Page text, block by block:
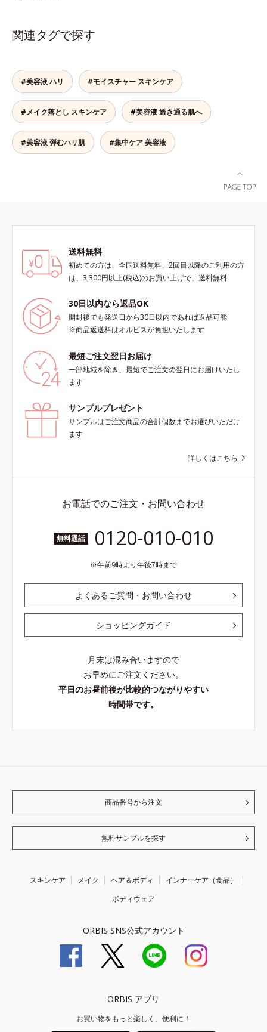
触の美容液が角層のすみずみまで浸
透し、肌はもっちり、やわらか。角
に使うのが効果的。より積極的な集
中エイジングケアで、もっちりとし
た、つややかな肌に出合えます。*
年齢に応じたお手入れのこと
2種類のヒアルロン酸が肌の外と内
から贅沢保湿。肌に素早くなじみ、
ここちよく肌を整えます。無油分だ
からこそ実現できたべたつかない使
いごこちで、つけた瞬間から、うる
おいとハリ感のある肌へ。目元はも
ちろん、乾燥が気になる小鼻や口元
関連タグで探す
#美容液 ハリ #モイスチャー スキンケア
#メイク落とし スキンケア #美容液 透き通る肌へ
#美容液 弾むハリ肌 #集中ケア 美容液
送料無料
初めての方は、全国送料無料、2回目以降のご利用の方
は、3,300円以上(税込)のお買い上げで、送料無料
30日以内なら返品OK
開封後でも発送日から30日以内であれば返品可能
※商品返送料はオルビスが負担いたします
最短ご注文翌日お届け
一部地域を除き、最短でご注文の翌日にお届けいたし
ます
サンプルプレゼント
サンプルはご注文商品の合計個数までお選びいただけ
ます
詳しくはこちら
お電話でのご注文・お問い合わせ
無料通話 0120-010-010
午前9時より午後7時まで
よくあるご質問・お問い合わせ
ショッピングガイド
月末は混み合いますので
お早めにご注文ください。
平日のお昼前後が比較的つながりやすい
時間帯です。
商品番号から注文
無料サンプルを探す
スキンケア メイク ヘア＆ボディ
インナーケア（食品）
ボディウェア
ORBIS SNS公式アカウント
ORBIS アプリ
お買い物をもっと楽しく、便利に！